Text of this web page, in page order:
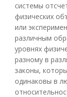
системы
физических
или
различным
уровнях
разному в
законы,
одинаковы в